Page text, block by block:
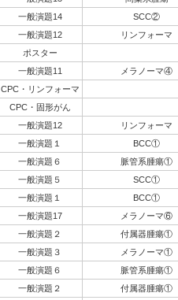
一般演題14 SCC②
一般演題12 リンフォーマ
ポスター
一般演題11 メラノーマ④
CPC・リンフォーマ
CPC・固形がん
一般演題12 リンフォーマ
一般演題１ BCC①
一般演題６ 脈管系腫瘍①
一般演題５ SCC①
一般演題１ BCC①
一般演題17 メラノーマ⑥
一般演題２ 付属器腫瘍①
一般演題３ メラノーマ①
一般演題６ 脈管系腫瘍①
一般演題２ 付属器腫瘍①